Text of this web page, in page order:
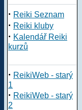
· Reiki Seznam
· Reiki kluby
· Kalendář Reiki
kurzů
· ReikiWeb - starý
1
· ReikiWeb - starý
2